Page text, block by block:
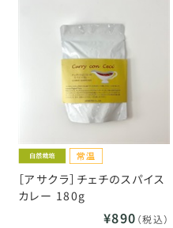
［アサクラ］チェチのスパイス
カレー 180g
¥890 （税込）